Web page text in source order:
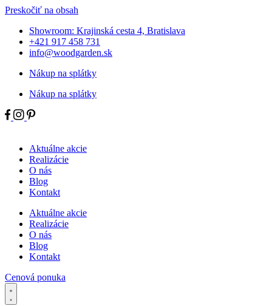
Preskočiť na obsah
Showroom: Krajinská cesta 4, Bratislava
+421 917 458 731
info@woodgarden.sk
Nákup na splátky
Nákup na splátky
Aktuálne akcie
Realizácie
O nás
Blog
Kontakt
Aktuálne akcie
Realizácie
O nás
Blog
Kontakt
Cenová ponuka